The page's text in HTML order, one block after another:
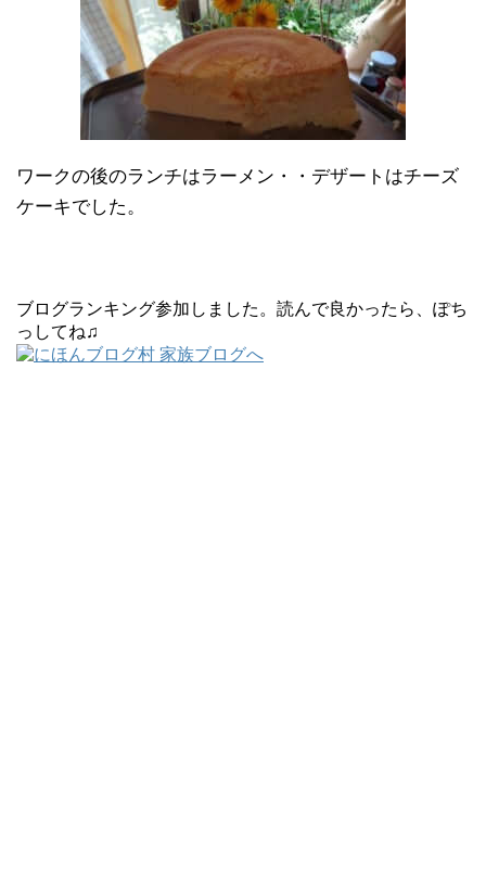
ワークの後のランチはラーメン・・デザートはチーズ
ケーキでした。
ブログランキング参加しました。読んで良かったら、ぽち
っしてね♫